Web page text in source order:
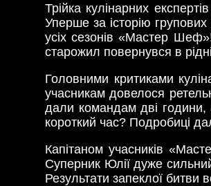
Трійка кулінарних
Уперше за історію
усіх сезонів «Мастер
старожил повернувся в
Головними критиками
учасникам довелося
дали командам дві
короткий час? Подробиці
Капітаном учасників
Суперник Юлії дуже
Результати запеклої битви